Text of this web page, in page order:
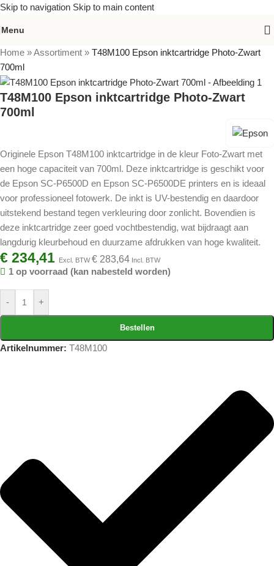
Skip to navigation Skip to main content
Menu
Home »Assortiment » T48M100 Epson inktcartridge Photo-Zwart
700ml
T48M100 Epson inktcartridge Photo-Zwart
700ml
Originele Epson T48M100 inktcartridge in de kleur Foto-Zwart met
een hoge capaciteit van 700ml. Deze inktcartridge is geschikt voor
de Epson SC-P6500D en Epson SC-P6500DE printers en is ideaal
voor professioneel fotowerk. De inkt is UV-bestendig en daardoor
uitstekend bestand tegen verkleuring door zonlicht. Bovendien is
deze inktcartridge zeer goed vochtbestendig, wat bijdraagt aan
langdurig kleurbehoud en duurzame afdrukken van hoge kwaliteit.
€ 234,41 Excl. BTW€ 283,64 Incl. BTW
1 op voorraad (kan nabesteld worden)
- +
Bestellen
Artikelnummer: T48M100